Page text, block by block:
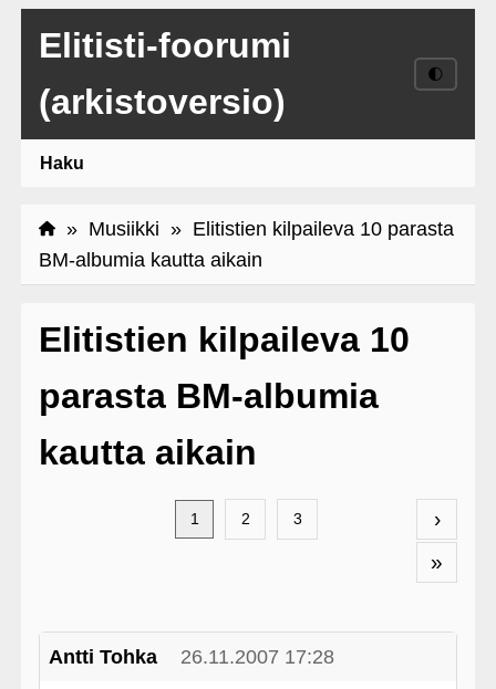
Elitisti-foorumi
(arkistoversio)
🌓
Haku
» Musiikki » Elitistien kilpaileva 10 parasta
BM-albumia kautta aikain
Elitistien kilpaileva 10
parasta BM-albumia
kautta aikain
›
»
1 2 3
Antti Tohka 26.11.2007 17:28